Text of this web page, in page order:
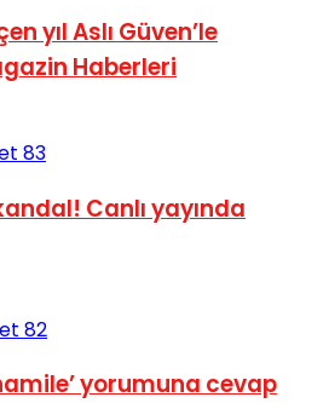
yıl Aslı Güven’le
Haberleri
83
Canlı yayında
82
yorumuna cevap